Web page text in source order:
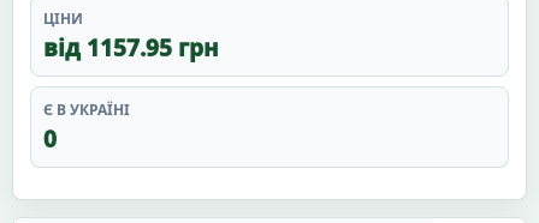
ЦІНИ
від 1157.95 грн
Є В УКРАЇНІ
0